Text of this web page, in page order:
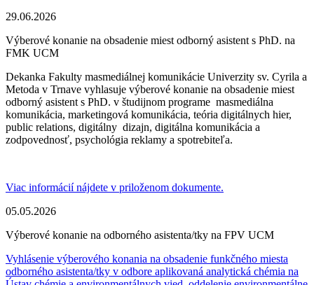
29.06.2026
Výberové konanie na obsadenie miest odborný asistent s PhD. na
FMK UCM
Dekanka Fakulty masmediálnej komunikácie Univerzity sv. Cyrila a
Metoda v Trnave vyhlasuje výberové konanie na obsadenie miest
odborný asistent s PhD. v študijnom programe masmediálna
komunikácia, marketingová komunikácia, teória digitálnych hier,
public relations, digitálny dizajn, digitálna komunikácia a
zodpovednosť, psychológia reklamy a spotrebiteľa.
Viac informácií nájdete v priloženom dokumente.
05.05.2026
Výberové konanie na odborného asistenta/tky na FPV UCM
Vyhlásenie výberového konania na obsadenie funkčného miesta
odborného asistenta/tky v odbore aplikovaná analytická chémia na